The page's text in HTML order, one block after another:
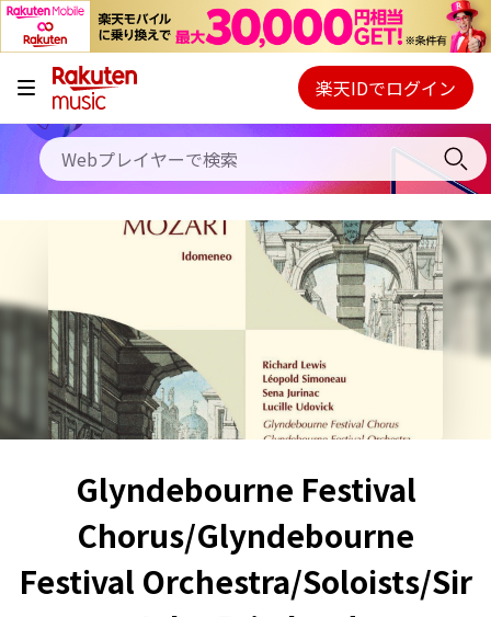
キャンペーン
料金プラン
使い方
Webプレイヤー
ご契約内容の確認・変更
楽天IDでログイン
Glyndebourne Festival
Chorus/Glyndebourne
Festival Orchestra/Soloists/Sir